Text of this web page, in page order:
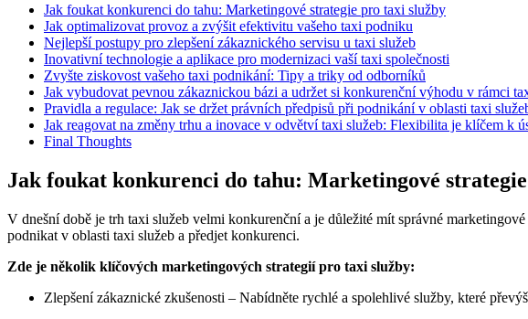
Jak foukat konkurenci do tahu: Marketingové strategie pro taxi služby
Jak optimalizovat provoz a zvýšit efektivitu vašeho taxi podniku
Nejlepší postupy pro zlepšení zákaznického servisu u taxi služeb
Inovativní technologie a aplikace pro modernizaci vaší taxi společnosti
Zvyšte ziskovost vašeho taxi podnikání: Tipy a triky od odborníků
Jak vybudovat pevnou zákaznickou bázi a udržet si konkurenční výhodu v rámci
Pravidla a regulace: Jak se držet právních předpisů při podnikání v oblasti taxi
Jak reagovat na změny trhu a inovace v odvětví taxi služeb: Flexibilita je klíčem k
Final Thoughts
Jak foukat konkurenci do tahu: Marketingové
V dnešní době je trh taxi služeb velmi konkurenční a je důležité mít správné
podnikat v oblasti taxi služeb a předjet konkurenci.
Zde je několik klíčových marketingových strategií pro taxi služby:
Zlepšení zákaznické zkušenosti – Nabídněte rychlé a spolehlivé služby, které